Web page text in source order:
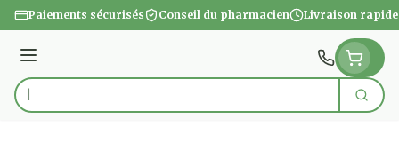
Aller au contenu
Paiements sécurisés Conseil du pharmacien Livraison rapide
Menu
Rechercher